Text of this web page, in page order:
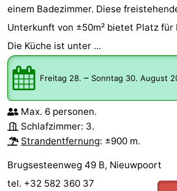
einem Badezimmer. Diese
Unterkunft von ±50m² bietet Platz für
Die Küche ist unter ...
Freitag 28. – Sonntag 30. August
Max. 6 personen.
Schlafzimmer: 3.
Strandentfernung: ±900 m.
Brugsesteenweg 49 B, Nieuwpoort
tel. +32 582 360 37